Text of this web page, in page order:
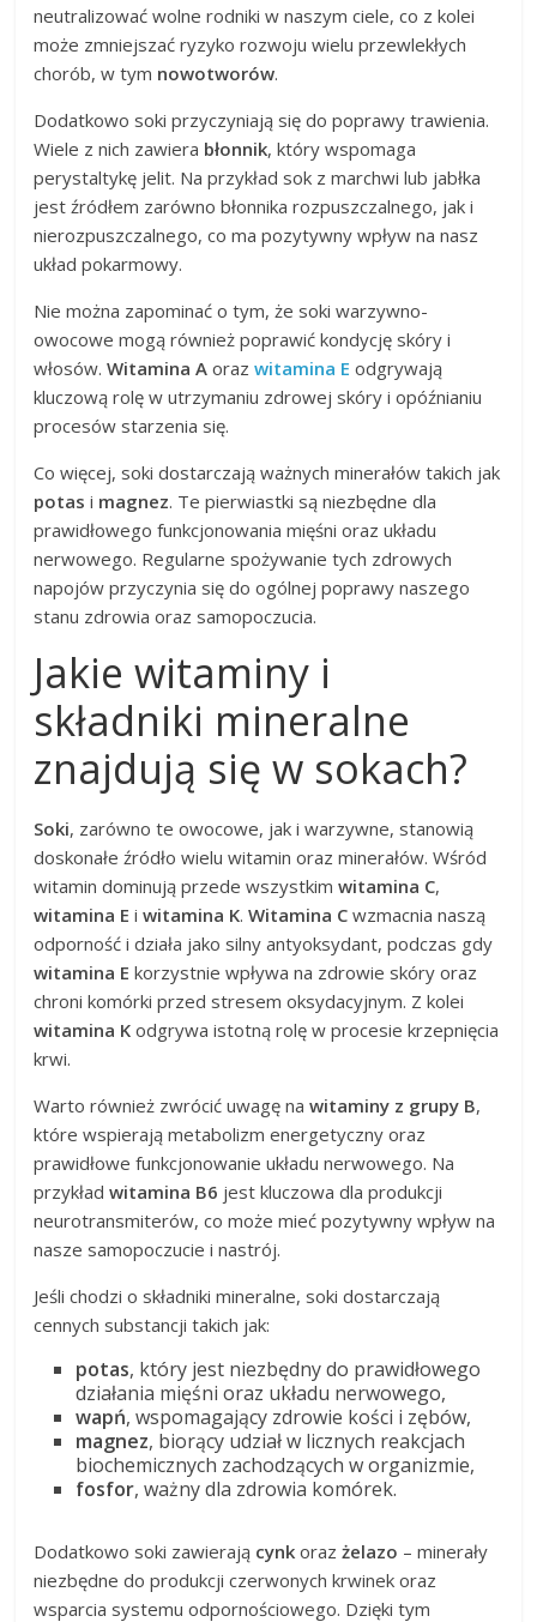
neutralizować wolne rodniki w naszym ciele, co z kolei
może zmniejszać ryzyko rozwoju wielu przewlekłych
chorób, w tym nowotworów.
Dodatkowo soki przyczyniają się do poprawy trawienia.
Wiele z nich zawiera błonnik, który wspomaga
perystaltykę jelit. Na przykład sok z marchwi lub jabłka
jest źródłem zarówno błonnika rozpuszczalnego, jak i
nierozpuszczalnego, co ma pozytywny wpływ na nasz
układ pokarmowy.
Nie można zapominać o tym, że soki warzywno-
owocowe mogą również poprawić kondycję skóry i
włosów.Witamina A orazwitamina E odgrywają
kluczową rolę w utrzymaniu zdrowej skóry i opóźnianiu
procesów starzenia się.
Co więcej, soki dostarczają ważnych minerałów takich jak
potas i magnez. Te pierwiastki są niezbędne dla
prawidłowego funkcjonowania mięśni oraz układu
nerwowego. Regularne spożywanie tych zdrowych
napojów przyczynia się do ogólnej poprawy naszego
stanu zdrowia oraz samopoczucia.
Jakie witaminy i
składniki mineralne
znajdują się w sokach?
Soki, zarówno te owocowe, jak i warzywne, stanowią
doskonałe źródło wielu witamin oraz minerałów. Wśród
witamin dominują przede wszystkimwitamina C,
witamina E iwitamina K.Witamina C wzmacnia naszą
odporność i działa jako silny antyoksydant, podczas gdy
witamina E korzystnie wpływa na zdrowie skóry oraz
chroni komórki przed stresem oksydacyjnym. Z kolei
witamina K odgrywa istotną rolę w procesie krzepnięcia
krwi.
Warto również zwrócić uwagę nawitaminy z grupy B,
które wspierają metabolizm energetyczny oraz
prawidłowe funkcjonowanie układu nerwowego. Na
przykładwitamina B6 jest kluczowa dla produkcji
neurotransmiterów, co może mieć pozytywny wpływ na
nasze samopoczucie i nastrój.
Jeśli chodzi o składniki mineralne, soki dostarczają
cennych substancji takich jak:
potas, który jest niezbędny do prawidłowego
działania mięśni oraz układu nerwowego,
wapń, wspomagający zdrowie kości i zębów,
magnez, biorący udział w licznych reakcjach
biochemicznych zachodzących w organizmie,
fosfor, ważny dla zdrowia komórek.
Dodatkowo soki zawierają cynk orazżelazo – minerały
niezbędne do produkcji czerwonych krwinek oraz
wsparcia systemu odpornościowego. Dzięki tym